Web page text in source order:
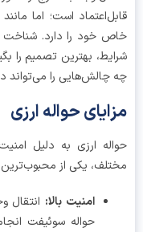
است؛ اما مانند
خود را دارد. شناخت این
بهترین تصمیم را بگیرید
را می‌تواند در بر
حواله ارزی
ارزی به دلیل امنیت،
یکی از محبوب‌ترین
امنیت بالا:انتقال وجه از
حواله سوئیفت انجام